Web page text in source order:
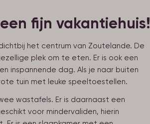
fijn vakantiehuis!
het centrum van Zoutelande. De
plek om te eten. Er is ook een
inspannende dag. Als je naar buiten
tuin met leuke speeltoestellen.
wastafels. Er is daarnaast een
voor mindervaliden, hierin